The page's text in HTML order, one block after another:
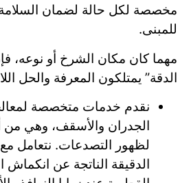
مخصصة لكل حالة لضمان السلامة
للمبنى.
مهما كان مكان الشرخ أو نوعه،
الدقة” يمتلكون المعرفة والحل
نقدم خدمات متخصصة
الجدران والأسقف، وهي من
لظهور التصدعات. نتعامل
الدقيقة الناتجة عن انكماش